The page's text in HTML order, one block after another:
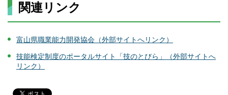
関連リンク
富山県職業能力開発協会（外部サイトへリンク）
技能検定制度のポータルサイト「技のとびら」（外部サイトへ
リンク）